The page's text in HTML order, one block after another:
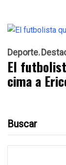
Deporte
El
cima a
Buscar